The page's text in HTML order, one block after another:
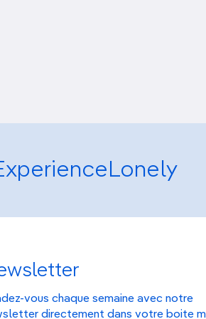
vous chaque semaine avec notre
directement dans votre boite